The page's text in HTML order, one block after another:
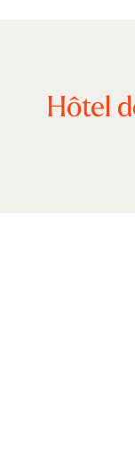
Hôtel